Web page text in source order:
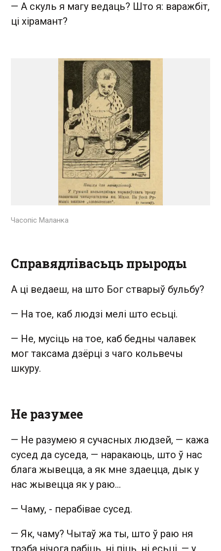
— А скуль я магу ведаць? Што я: варажбіт,
ці хірамант?
Часопіс Маланка
Справядлівасьць прыроды
А ці ведаеш, на што Бог стварыў бульбу?
— На тое, каб людзі мелі што есьці.
— Не, мусіць на тое, каб бедны чалавек
мог таксама дзёрці з чаго кольвечы
шкуру.
Не разумее
— Не разумею я сучасных людзей, — кажа
сусед да суседа, — наракаюць, што ў нас
блага жывецца, а як мне здаецца, дык у
нас жывецца як у раю...
— Чаму, - перабівае сусед.
— Як, чаму? Чытаў жа ты, што ў раю ня